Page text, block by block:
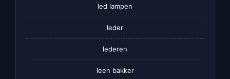
led lampen
leder
lederen
leen bakker